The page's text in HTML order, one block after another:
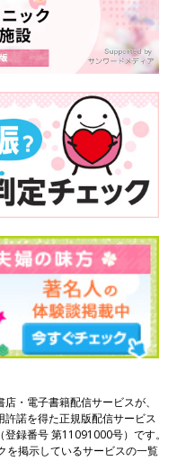
・電子書籍配信サービスが、
諾を得た正規版配信サービス
録番号 第11091000号）です。
を掲示しているサービスの一覧